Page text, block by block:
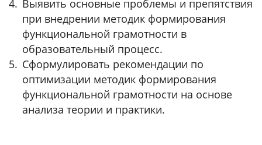
Выявить основные проблемы и препятствия
при внедрении методик формирования
функциональной грамотности в
образовательный процесс.
Сформулировать рекомендации по
оптимизации методик формирования
функциональной грамотности на основе
анализа теории и практики.